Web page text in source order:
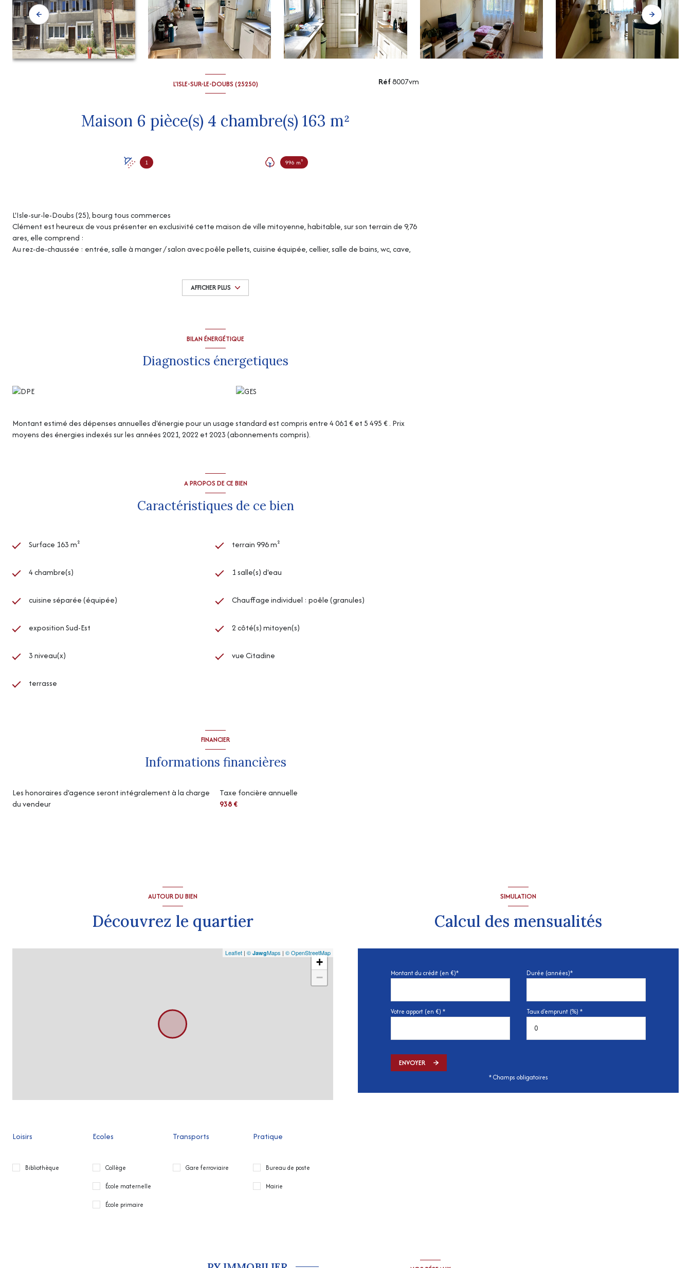
L'ISLE-SUR-LE-DOUBS (25250)
Maison 6 pièce(s) 4 chambre(s) 163 m²
1 996 m²
Réf8007vm
L'Isle-sur-le-Doubs (25), bourg tous commerces
Clément est heureux de vous présenter en exclusivité cette maison de ville mitoyenne, habitable, sur son terrain de 9,76
ares, elle comprend :
Au rez-de-chaussée : entrée, salle à manger / salon avec poêle pellets, cuisine équipée, cellier, salle de bains, wc, cave,
AFFICHER PLUS
BILAN ÉNERGÉTIQUE
Diagnostics énergetiques
Montant estimé des dépenses annuelles d'énergie pour un usage standard est compris entre 4 061 € et 5 495 € . Prix
moyens des énergies indexés sur les années 2021, 2022 et 2023 (abonnements compris).
A PROPOS DE CE BIEN
Caractéristiques de ce bien
Surface 163 m² terrain 996 m²
4 chambre(s) 1 salle(s) d'eau
cuisine séparée (équipée) Chauffage individuel : poêle (granules)
exposition Sud-Est 2 côté(s) mitoyen(s)
3 niveau(x) vue Citadine
terrasse
FINANCIER
Informations financières
Les honoraires d'agence seront intégralement à la charge
du vendeur
Taxe foncière annuelle
938 €
AUTOUR DU BIEN
Découvrez le quartier
+
−
Leaflet | © JawgMaps | © OpenStreetMap
Loisirs
Bibliothèque
Ecoles
Collège
École maternelle
École primaire
Transports
Gare ferroviaire
Pratique
Bureau de poste
Mairie
SIMULATION
Calcul des mensualités
Montant du crédit (en €)* Durée (années)*
Votre apport (en €) * Taux d'emprunt (%) *
ENVOYER
* Champs obligatoires